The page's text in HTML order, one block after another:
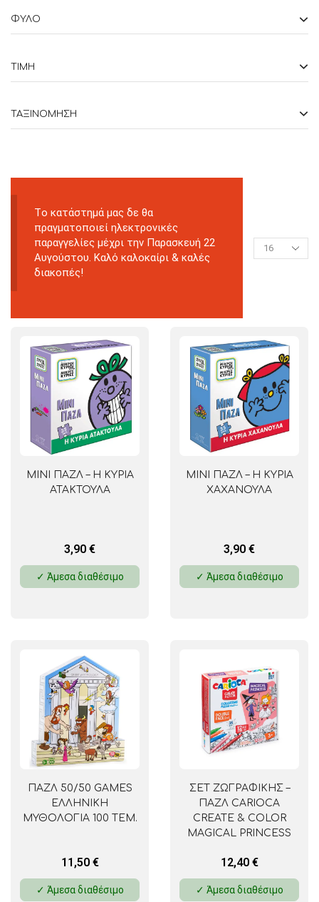
Tο κατάστημά μας δε θα
πραγματοποιεί ηλεκτρονικές
παραγγελίες μέχρι την Παρασκευή 22
Αυγούστου. Καλό καλοκαίρι & καλές
διακοπές!
ΜΙΝΙ ΠΑΖΛ – Η ΚΥΡΙΑ
ΑΤΑΚΤΟΥΛΑ
3,90 €
✓ Άμεσα διαθέσιμο
ΜΙΝΙ ΠΑΖΛ – Η ΚΥΡΙΑ
ΧΑΧΑΝΟΥΛΑ
3,90 €
✓ Άμεσα διαθέσιμο
ΠΑΖΛ 50/50 GAMES
ΕΛΛΗΝΙΚΗ
ΜΥΘΟΛΟΓΙΑ 100 ΤΕΜ.
11,50 €
✓ Άμεσα διαθέσιμο
ΣΕΤ ΖΩΓΡΑΦΙΚΗΣ –
ΠΑΖΛ CARIOCA
CREATE & COLOR
MAGICAL PRINCESS
12,40 €
✓ Άμεσα διαθέσιμο
ΦΥΛΟ
ΤΙΜΉ
ΤΑΞΙΝΌΜΗΣΗ